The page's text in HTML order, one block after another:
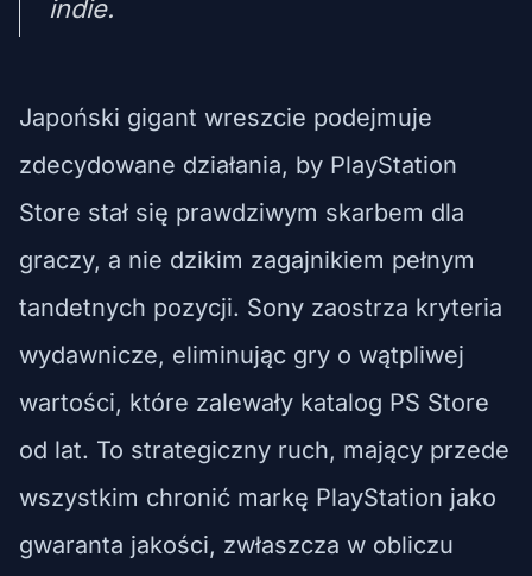
indie.
Japoński gigant wreszcie podejmuje
zdecydowane działania, by PlayStation
Store stał się prawdziwym skarbem dla
graczy, a nie dzikim zagajnikiem pełnym
tandetnych pozycji. Sony zaostrza kryteria
wydawnicze, eliminując gry o wątpliwej
wartości, które zalewały katalog PS Store
od lat. To strategiczny ruch, mający przede
wszystkim chronić markę PlayStation jako
gwaranta jakości, zwłaszcza w obliczu